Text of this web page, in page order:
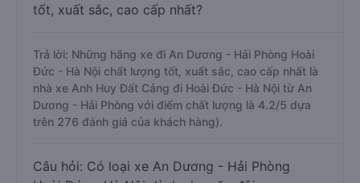
tốt, xuất sắc, cao cấp nhất?
Trả lời: Những hãng xe đi An Dương - Hải Phòng Hoài
Đức - Hà Nội chất lượng tốt, xuất sắc, cao cấp nhất là
nhà xe Anh Huy Đất Cảng đi Hoài Đức - Hà Nội từ An
Dương - Hải Phòng với điểm chất lượng là 4.2/5 dựa
trên 276 đánh giá của khách hàng).
Câu hỏi: Có loại xe An Dương - Hải Phòng